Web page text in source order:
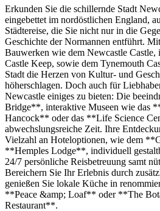
Erkunden Sie die schillernde Stadt
eingebettet im nordöstlichen England,
Städtereise, die Sie nicht nur in die
Geschichte der Normannen entführt.
Bauwerken wie dem Newcastle
Castle Keep, sowie dem Tynemouth
Stadt die Herzen von Kultur- und
höherschlagen. Doch auch für
Newcastle einiges zu bieten: Die
Bridge**, interaktive Museen wie das
Hancock** oder das **Life Science
abwechslungsreiche Zeit. Ihre
Vielzahl an Hoteloptionen, wie dem
**Hemples Lodge**, individuell
24/7 persönliche Reisbetreuung samt
Bereichern Sie Ihr Erlebnis durch
genießen Sie lokale Küche in
**Peace &amp; Loaf** oder **The
Restaurant**.